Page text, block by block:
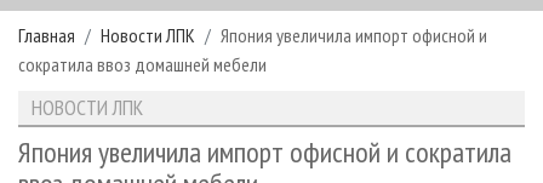
РУБРИКИ И ТЕМЫ
РУБРИКИ ЖУРНАЛА
ЛЕСОЗАГОТОВКА
ЛЕСОПИЛЕНИЕ
НОВОСТИ
НОВОСТИ ЛПК
НОВОСТИ ЖУРНАЛА
ПРОЕКТЫ ЛПИ
АНАЛИТИКА
ПРЕДПРИЯТИЯ ЛПК
АРХИВ ЖУРНАЛОВ
Главная Новости ЛПК
Япония увеличила импорт офисной и
сократила ввоз домашней мебели
НОВОСТИ ЛПК
Япония увеличила импорт офисной и сократила